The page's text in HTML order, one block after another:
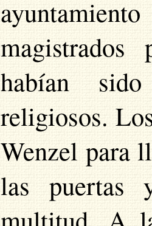
habían
religiosos.
Wenzel para
las puertas